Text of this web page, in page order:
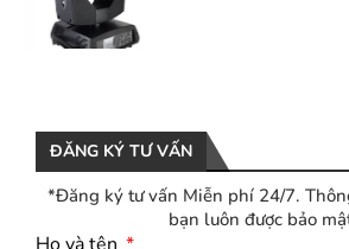
ĐĂNG KÝ TƯ VẤN
*Đăng ký tư vấn Miễn phí 24/7.
bạn luôn được bảo